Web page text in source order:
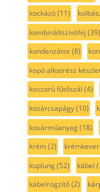
kockázó(11)
kombináltszívófej (39)
kondenzátor(8)
kopó alkatrész
koszorú fűtőszál (4)
kosárcsapágy(10)
kosárműanyag(18)
krém(2)
kuplung(52) kábel
kábelrögzítő(2)